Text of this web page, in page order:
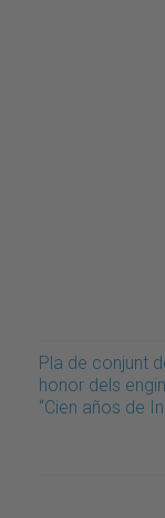
Pla de conjunt
honor dels
“Cien años de